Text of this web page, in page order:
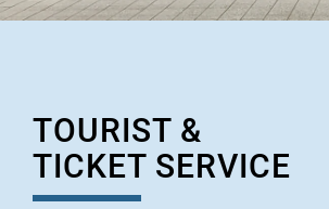
TOURIST &
TICKET SERVICE